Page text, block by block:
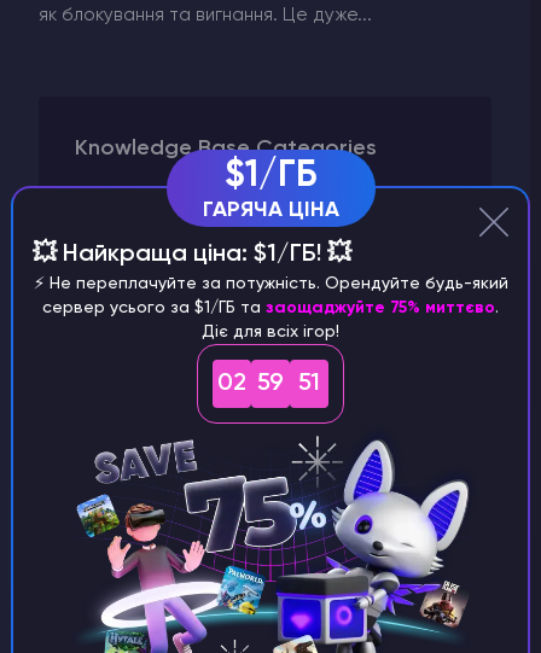
як блокування та вигнання. Це дуже...
Knowledge Base Categories
Плагіни та модифікації
Запуск сервера
Виставлення рахунків
Вбивчий поверх 2
Vintage Story
Valheim
V Rising
Unturned
Terraria
Starbound
Space Engineers
$1/ГБ
ГАРЯЧА ЦІНА
💥 Найкраща ціна: $1/ГБ! 💥
⚡️ Не переплачуйте за потужність. Орендуйте будь-який
сервер усього за $1/ГБ та заощаджуйте 75% миттєво.
Діє для всіх ігор!
02 59 50